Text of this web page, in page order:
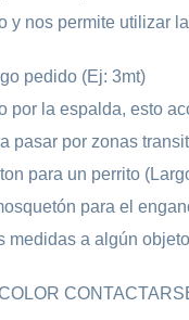
y nos permite utilizar
pedido (Ej: 3mt)
por la espalda, esto
pasar por zonas
para un perrito
para el
medidas a algún objeto